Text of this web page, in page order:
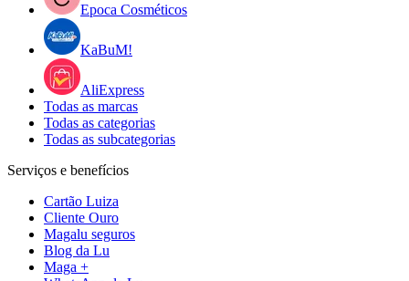
Epoca Cosméticos
KaBuM!
AliExpress
Todas as marcas
Todas as categorias
Todas as subcategorias
Serviços e benefícios
Cartão Luiza
Cliente Ouro
Magalu seguros
Blog da Lu
Maga +